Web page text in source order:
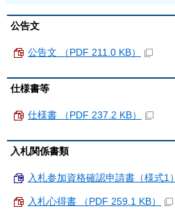
公告文
公告文 （PDF 211.0 KB）
仕様書等
仕様書 （PDF 237.2 KB）
入札関係書類
入札参加資格確認申請書（様式1
入札心得書 （PDF 259.1 KB）